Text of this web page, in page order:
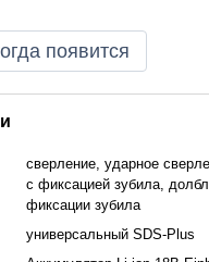
появится
сверление, ударное
с фиксацией зубила,
фиксации зубила
универсальный SDS-Plus